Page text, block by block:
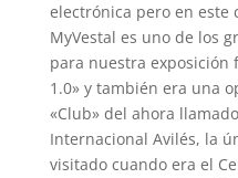
electrónica pero en este
MyVestal es uno de los
para nuestra exposición
1.0» y también era una
«Club» del ahora
Internacional Avilés, la
visitado cuando era el